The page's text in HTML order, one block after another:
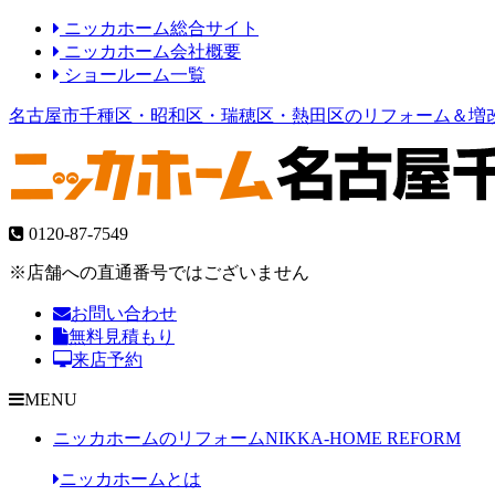
ニッカホーム総合サイト
ニッカホーム会社概要
ショールーム一覧
名古屋市千種区・昭和区・瑞穂区・熱田区のリフォーム＆増
0120-87-7549
※店舗への直通番号ではございません
お問い合わせ
無料見積もり
来店予約
MENU
ニッカホームのリフォームNIKKA-HOME REFORM
ニッカホームとは